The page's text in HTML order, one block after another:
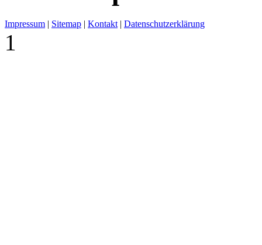
Impressum | Sitemap | Kontakt | Datenschutzerklärung
1